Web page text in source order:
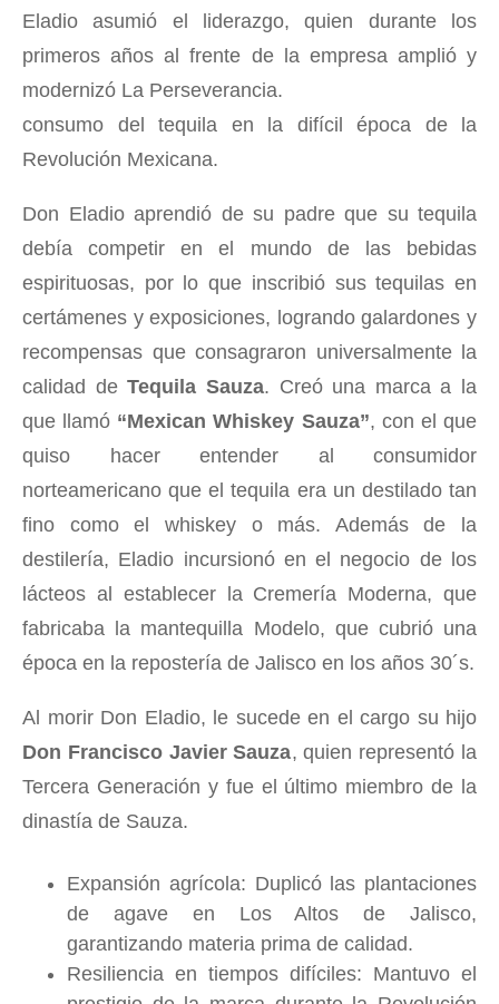
Eladio asumió el liderazgo, quien durante los
primeros años al frente de la empresa amplió y
modernizó La Perseverancia.
consumo del tequila en la difícil época de la
Revolución Mexicana.
Don Eladio aprendió de su padre que su tequila
debía competir en el mundo de las bebidas
espirituosas, por lo que inscribió sus tequilas en
certámenes y exposiciones, logrando galardones y
recompensas que consagraron universalmente la
calidad deTequila Sauza. Creó una marca a la
que llamó “Mexican Whiskey Sauza”, con el que
quiso hacer entender al consumidor
norteamericano que el tequila era un destilado tan
fino como el whiskey o más. Además de la
destilería, Eladio incursionó en el negocio de los
lácteos al establecer la Cremería Moderna, que
fabricaba la mantequilla Modelo, que cubrió una
época en la repostería de Jalisco en los años 30´s.
Al morir Don Eladio, le sucede en el cargo su hijo
Don Francisco Javier Sauza, quien representó la
Tercera Generación y fue el último miembro de la
dinastía de Sauza.
Expansión agrícola: Duplicó las plantaciones
de agave en Los Altos de Jalisco,
garantizando materia prima de calidad.
Resiliencia en tiempos difíciles: Mantuvo el